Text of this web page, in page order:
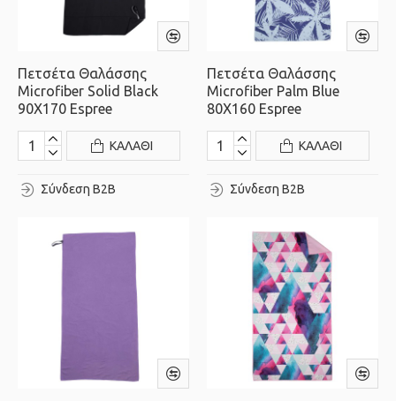
Πετσέτα Θαλάσσης
Microfiber Solid Black
90X170 Espree
ΚΑΛΆΘΙ
Σύνδεση B2B
Πετσέτα Θαλάσσης
Microfiber Palm Blue
80X160 Espree
ΚΑΛΆΘΙ
Σύνδεση B2B